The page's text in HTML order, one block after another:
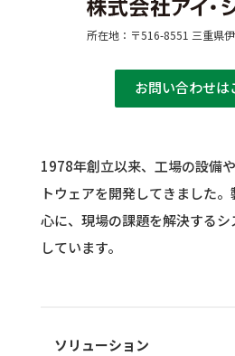
所在地：〒516-8551 三重県
お問い合わせは
1978年創立以来、工場の設備
トウェアを開発してきました。
心に、現場の課題を解決する
しています。
ソリューション